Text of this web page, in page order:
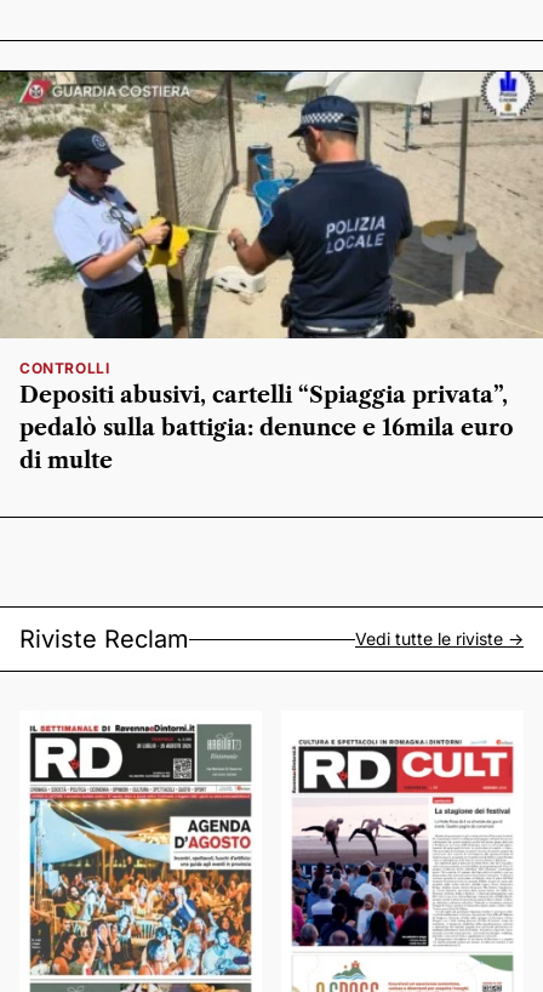
CONTROLLI
Depositi abusivi, cartelli “Spiaggia privata”,
pedalò sulla battigia: denunce e 16mila euro
di multe
Riviste Reclam Vedi tutte le riviste ->